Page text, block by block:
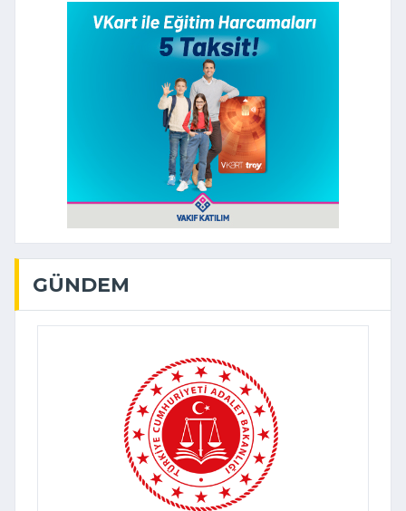
GÜNDEM